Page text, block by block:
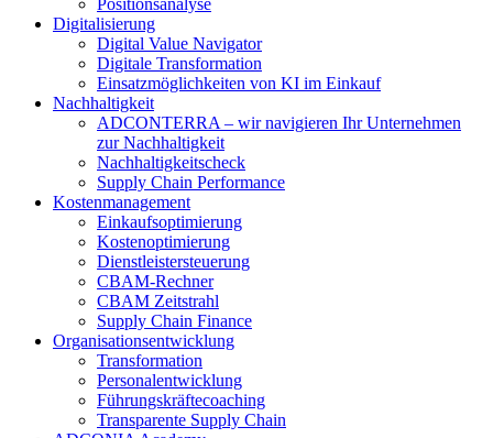
Positionsanalyse
Digitalisierung
Digital Value Navigator
Digitale Transformation
Einsatzmöglichkeiten von KI im Einkauf
Nachhaltigkeit
ADCONTERRA – wir navigieren Ihr Unternehmen
zur Nachhaltigkeit
Nachhaltigkeitscheck
Supply Chain Performance
Kostenmanagement
Einkaufsoptimierung
Kostenoptimierung
Dienstleistersteuerung
CBAM-Rechner
CBAM Zeitstrahl
Supply Chain Finance
Organisationsentwicklung
Transformation
Personalentwicklung
Führungskräftecoaching
Transparente Supply Chain